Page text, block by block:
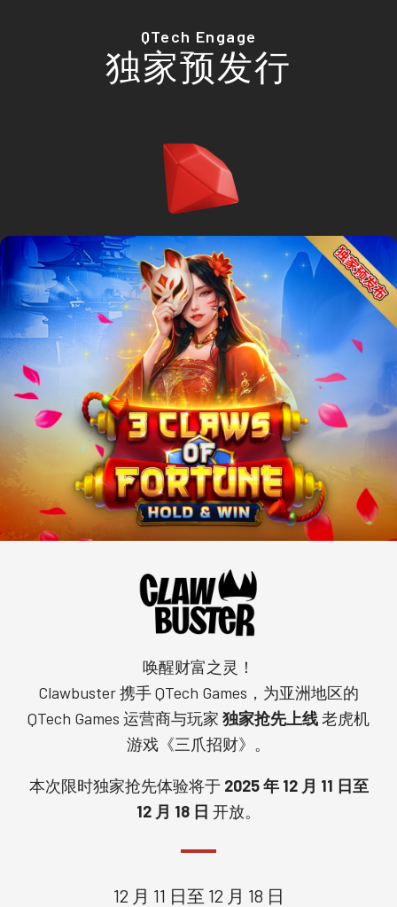
QTech Engage
独家预发行
唤醒财富之灵！
Clawbuster 携手 QTech Games，为亚洲地区的
QTech Games 运营商与玩家 独家抢先上线老虎机
游戏《三爪招财》。
本次限时独家抢先体验将于 2025 年 12 月 11 日至
12 月 18 日 开放。
12 月 11 日至 12 月 18 日